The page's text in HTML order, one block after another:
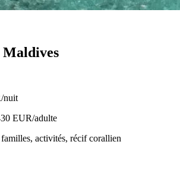
nuit
EUR/adulte
activités, récif corallien